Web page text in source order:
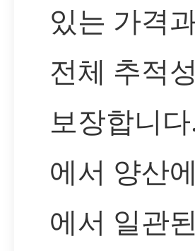
있는 가격
전체 추적
보장합니
에서 양산
에서 일관